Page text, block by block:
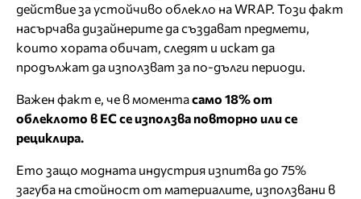
действие за устойчиво облекло на WRAP. Този факт
насърчава дизайнерите да създават предмети,
които хората обичат, следят и искат да
продължат да използват за по-дълги периоди.
Важен факт е, че в моментасамо 18% от
облеклото в ЕС се използва повторно или се
рециклира.
Ето защо модната индустрия изпитва до 75%
загуба на стойност от материалите, използвани в